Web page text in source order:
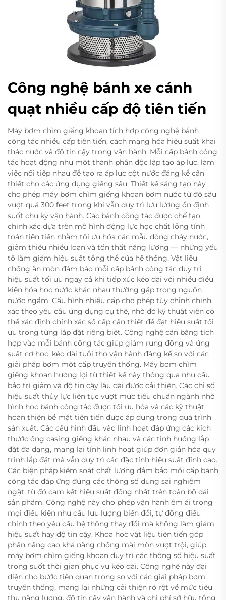
Công nghệ bánh xe cánh
quạt nhiều cấp độ tiên tiến
Máy bơm chìm giếng khoan tích hợp công nghệ bánh
công tác nhiều cấp tiên tiến, cách mạng hóa hiệu suất khai
thác nước và độ tin cậy trong vận hành. Mỗi cấp bánh công
tác hoạt động như một thành phần độc lập tạo áp lực, làm
việc nối tiếp nhau để tạo ra áp lực cột nước đáng kể cần
thiết cho các ứng dụng giếng sâu. Thiết kế sáng tạo này
cho phép máy bơm chìm giếng khoan bơm nước từ độ sâu
vượt quá 300 feet trong khi vẫn duy trì lưu lượng ổn định
suốt chu kỳ vận hành. Các bánh công tác được chế tạo
chính xác dựa trên mô hình động lực học chất lỏng tính
toán tiên tiến nhằm tối ưu hóa các mẫu dòng chảy nước,
giảm thiểu nhiễu loạn và tổn thất năng lượng — những yếu
tố làm giảm hiệu suất tổng thể của hệ thống. Vật liệu
chống ăn mòn đảm bảo mỗi cấp bánh công tác duy trì
hiệu suất tối ưu ngay cả khi tiếp xúc kéo dài với nhiều điều
kiện hóa học nước khác nhau thường gặp trong nguồn
nước ngầm. Cấu hình nhiều cấp cho phép tùy chỉnh chính
xác theo yêu cầu ứng dụng cụ thể, nhờ đó kỹ thuật viên có
thể xác định chính xác số cấp cần thiết để đạt hiệu suất tối
ưu trong từng lắp đặt riêng biệt. Công nghệ cân bằng tích
hợp vào mỗi bánh công tác giúp giảm rung động và ứng
suất cơ học, kéo dài tuổi thọ vận hành đáng kể so với các
giải pháp bơm một cấp truyền thống. Máy bơm chìm
giếng khoan hưởng lợi từ thiết kế này thông qua nhu cầu
bảo trì giảm và độ tin cậy lâu dài được cải thiện. Các chỉ số
hiệu suất thủy lực liên tục vượt mức tiêu chuẩn ngành nhờ
hình học bánh công tác được tối ưu hóa và các kỹ thuật
hoàn thiện bề mặt tiên tiến được áp dụng trong quá trình
sản xuất. Các cấu hình đầu vào linh hoạt đáp ứng các kích
thước ống casing giếng khác nhau và các tình huống lắp
đặt đa dạng, mang lại tính linh hoạt giúp đơn giản hóa quy
trình lắp đặt mà vẫn duy trì các đặc tính hiệu suất đỉnh cao.
Các biện pháp kiểm soát chất lượng đảm bảo mỗi cấp bánh
công tác đáp ứng đúng các thông số dung sai nghiêm
ngặt, từ đó cam kết hiệu suất đồng nhất trên toàn bộ dải
sản phẩm. Công nghệ này cho phép vận hành êm ái trong
mọi điều kiện nhu cầu lưu lượng biến đổi, tự động điều
chỉnh theo yêu cầu hệ thống thay đổi mà không làm giảm
hiệu suất hay độ tin cậy. Khoa học vật liệu tiên tiến góp
phần nâng cao khả năng chống mài mòn vượt trội, giúp
máy bơm chìm giếng khoan duy trì các thông số hiệu suất
trong suốt thời gian phục vụ kéo dài. Công nghệ này đại
diện cho bước tiến quan trọng so với các giải pháp bơm
truyền thống, mang lại những cải thiện rõ rệt về mức tiêu
thụ năng lượng, độ tin cậy vận hành và chi phí sở hữu tổng